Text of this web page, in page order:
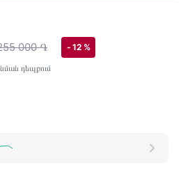
000 ֏
- 12 %
դեպքում